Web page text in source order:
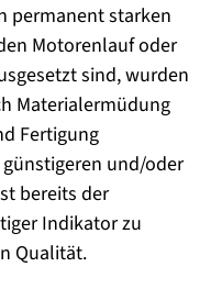
permanent starken
Motorenlauf oder
sind, wurden
Materialermüdung
Fertigung
und/oder
bereits der
Indikator zu
Qualität.